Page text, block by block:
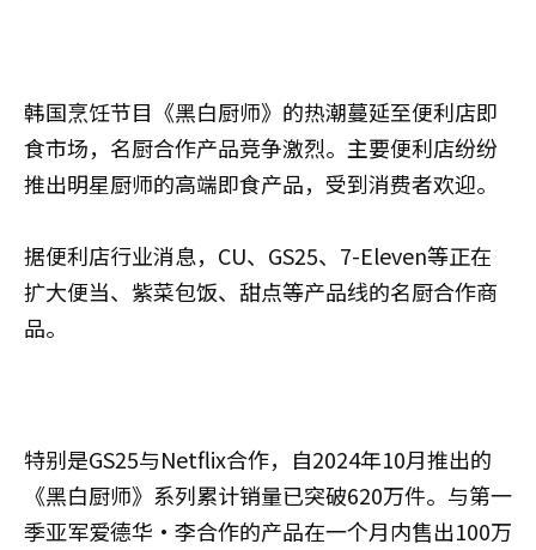
韩国烹饪节目《黑白厨师》的热潮蔓延至便利店即
食市场，名厨合作产品竞争激烈。主要便利店纷纷
推出明星厨师的高端即食产品，受到消费者欢迎。
据便利店行业消息，CU、GS25、7-Eleven等正在
扩大便当、紫菜包饭、甜点等产品线的名厨合作商
品。
特别是GS25与Netflix合作，自2024年10月推出的
《黑白厨师》系列累计销量已突破620万件。与第一
季亚军爱德华·李合作的产品在一个月内售出100万